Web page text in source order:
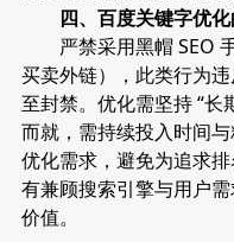
四、百度关键字优
严禁采用黑帽 SEO
买卖外链），此类行为
至封禁。优化需坚持 “长
而就，需持续投入时间
优化需求，避免为追求
有兼顾搜索引擎与用户
价值。